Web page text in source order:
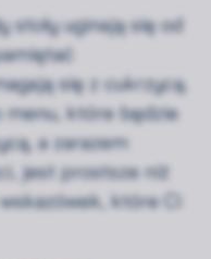
stoły uginają się od
się z cukrzycą.
menu, które będzie
a zarazem
jest prostsze niż
które Ci